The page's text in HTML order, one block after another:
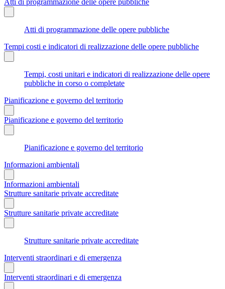
Atti di programmazione delle opere pubbliche
Tempi costi e indicatori di realizzazione delle opere pubbliche
Tempi, costi unitari e indicatori di realizzazione delle opere
pubbliche in corso o completate
Pianificazione e governo del territorio
Pianificazione e governo del territorio
Pianificazione e governo del territorio
Informazioni ambientali
Informazioni ambientali
Strutture sanitarie private accreditate
Strutture sanitarie private accreditate
Strutture sanitarie private accreditate
Interventi straordinari e di emergenza
Interventi straordinari e di emergenza